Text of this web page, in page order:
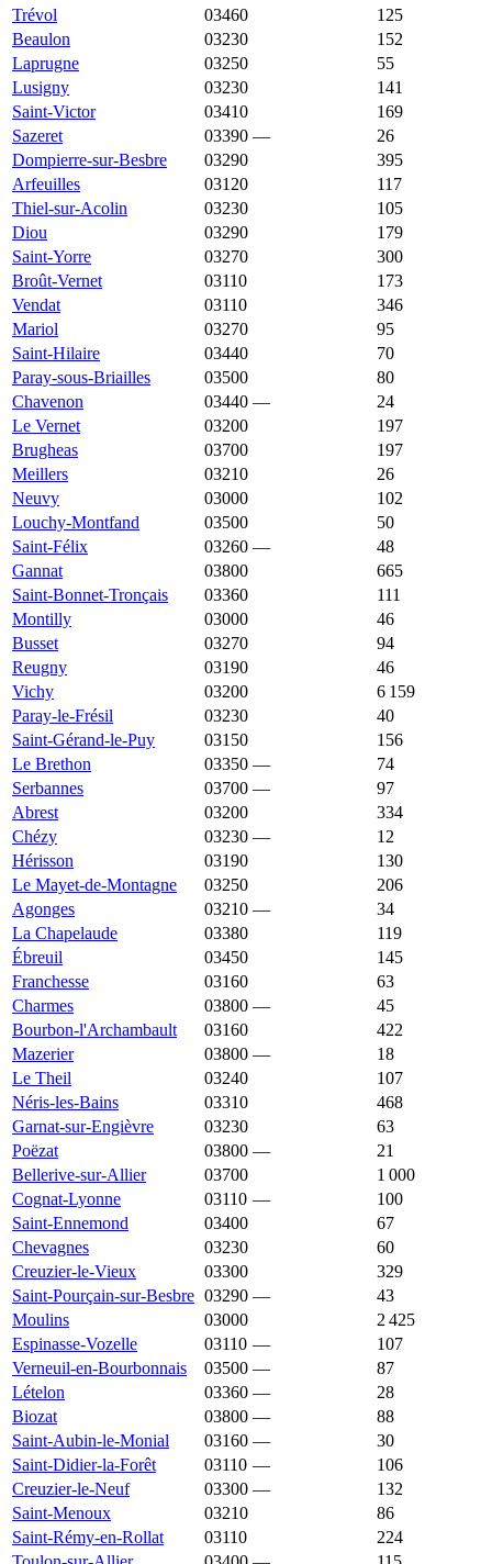
Trévol 03460
125
Beaulon
03230
152
Laprugne
03250
55
Lusigny
03230
141
Saint-Victor
03410
169
Sazeret
03390 —
26
Dompierre-sur-Besbre
03290
395
Arfeuilles
03120
117
Thiel-sur-Acolin
03230
105
Diou
03290
179
Saint-Yorre
03270
300
Broût-Vernet
03110
173
Vendat
03110
346
Mariol
03270
95
Saint-Hilaire
03440
70
Paray-sous-Briailles
03500
80
Chavenon
03440 —
24
Le Vernet
03200
197
Brugheas
03700
197
Meillers
03210
26
Neuvy
03000
102
Louchy-Montfand
03500
50
Saint-Félix
03260 —
48
Gannat
03800
665
Saint-Bonnet-Tronçais
03360
111
Montilly
03000
46
Busset
03270
94
Reugny
03190
46
Vichy
03200
6 159
Paray-le-Frésil
03230
40
Saint-Gérand-le-Puy
03150
156
Le Brethon
03350 —
74
Serbannes
03700 —
97
Abrest
03200
334
Chézy
03230 —
12
Hérisson
03190
130
Le Mayet-de-Montagne
03250
206
Agonges
03210 —
34
La Chapelaude
03380
119
Ébreuil
03450
145
Franchesse
03160
63
Charmes
03800 —
45
Bourbon-l'Archambault
03160
422
Mazerier
03800 —
18
Le Theil
03240
107
Néris-les-Bains
03310
468
Garnat-sur-Engièvre
03230
63
Poëzat
03800 —
21
Bellerive-sur-Allier
03700
1 000
Cognat-Lyonne
03110 —
100
Saint-Ennemond
03400
67
Chevagnes
03230
60
Creuzier-le-Vieux
03300
329
Saint-Pourçain-sur-Besbre 03290 —
43
Moulins
03000
2 425
Espinasse-Vozelle
03110 —
107
Verneuil-en-Bourbonnais
03500 —
87
Lételon
03360 —
28
Biozat
03800 —
88
Saint-Aubin-le-Monial
03160 —
30
Saint-Didier-la-Forêt
03110 —
106
Creuzier-le-Neuf
03300 —
132
Saint-Menoux
03210
86
Saint-Rémy-en-Rollat
03110
224